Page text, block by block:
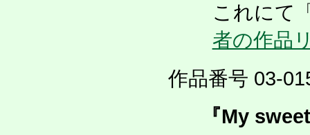
これにて
者の作品
作品番号 03-
『My